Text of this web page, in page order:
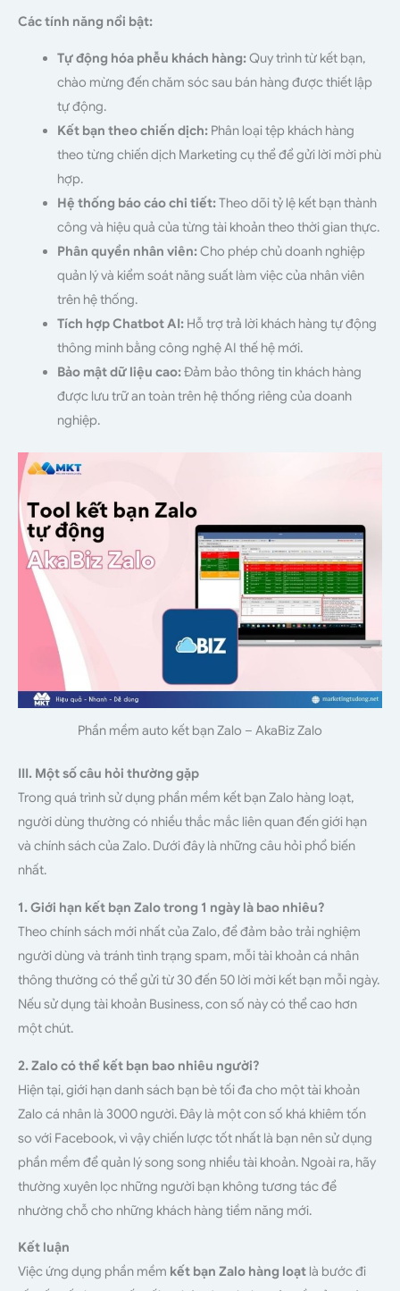
Các tính năng nổi bật:
Tự động hóa phễu khách hàng:Quy trình từ kết bạn,
chào mừng đến chăm sóc sau bán hàng được thiết lập
tự động.
Kết bạn theo chiến dịch:Phân loại tệp khách hàng
theo từng chiến dịch Marketing cụ thể để gửi lời mời phù
hợp.
Hệ thống báo cáo chi tiết:Theo dõi tỷ lệ kết bạn thành
công và hiệu quả của từng tài khoản theo thời gian thực.
Phân quyền nhân viên:Cho phép chủ doanh nghiệp
quản lý và kiểm soát năng suất làm việc của nhân viên
trên hệ thống.
Tích hợp Chatbot AI:Hỗ trợ trả lời khách hàng tự động
thông minh bằng công nghệ AI thế hệ mới.
Bảo mật dữ liệu cao:Đảm bảo thông tin khách hàng
được lưu trữ an toàn trên hệ thống riêng của doanh
nghiệp.
Phần mềm auto kết bạn Zalo – AkaBiz Zalo
III. Một số câu hỏi thường gặp
Trong quá trình sử dụng phần mềm kết bạn Zalo hàng loạt,
người dùng thường có nhiều thắc mắc liên quan đến giới hạn
và chính sách của Zalo. Dưới đây là những câu hỏi phổ biến
nhất.
1. Giới hạn kết bạn Zalo trong 1 ngày là bao nhiêu?
Theo chính sách mới nhất của Zalo, để đảm bảo trải nghiệm
người dùng và tránh tình trạng spam, mỗi tài khoản cá nhân
thông thường có thể gửi từ 30 đến 50 lời mời kết bạn mỗi ngày.
Nếu sử dụng tài khoản Business, con số này có thể cao hơn
một chút.
2. Zalo có thể kết bạn bao nhiêu người?
Hiện tại, giới hạn danh sách bạn bè tối đa cho một tài khoản
Zalo cá nhân là 3000 người. Đây là một con số khá khiêm tốn
so với Facebook, vì vậy chiến lược tốt nhất là bạn nên sử dụng
phần mềm để quản lý song song nhiều tài khoản. Ngoài ra, hãy
thường xuyên lọc những người bạn không tương tác để
nhường chỗ cho những khách hàng tiềm năng mới.
Kết luận
Việc ứng dụng phần mềm kết bạn Zalo hàng loạt là bước đi